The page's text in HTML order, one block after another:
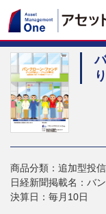
商品分類：追加型投
日経新聞掲載名：バ
決算日：毎月10日